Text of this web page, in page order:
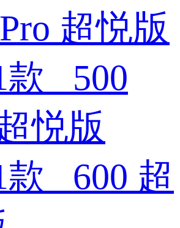
超悦版
款 500
悦版
款 600 超